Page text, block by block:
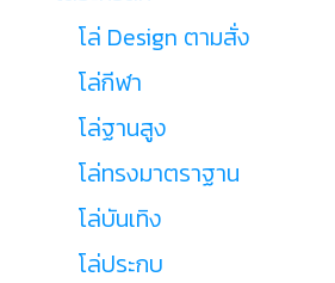
โล่ Design ตามสั่ง
โล่กีฬา
โล่ฐานสูง
โล่ทรงมาตราฐาน
โล่บันเทิง
โล่ประกบ